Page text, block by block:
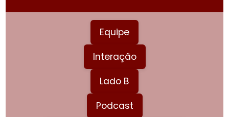
Equipe
Interação
Lado B
Podcast